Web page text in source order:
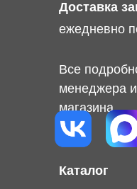
Каталог
Доставка
Все
менеджера
магазина
ежедневно